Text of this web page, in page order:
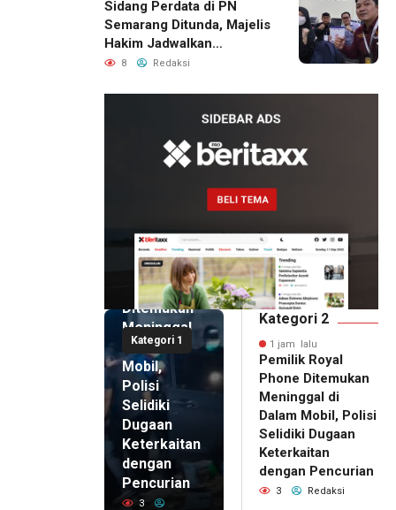
Sidang Perdata di PN
Semarang Ditunda, Majelis
Hakim Jadwalkan
Pemanggilan Ulang BPR
8 Redaksi
Kategori 1
1 jam lalu
Pemilik
Royal
Phone
Ditemukan
Meninggal
di Dalam
Mobil,
Polisi
Selidiki
Dugaan
Keterkaitan
dengan
Pencurian
3
Kategori 2
1 jam lalu
Pemilik Royal
Phone Ditemukan
Meninggal di
Dalam Mobil, Polisi
Selidiki Dugaan
Keterkaitan
dengan Pencurian
3 Redaksi